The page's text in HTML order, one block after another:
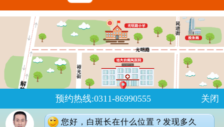
预约热线:0311-86990555 关闭
您好，白斑长在什么位置？发现多久